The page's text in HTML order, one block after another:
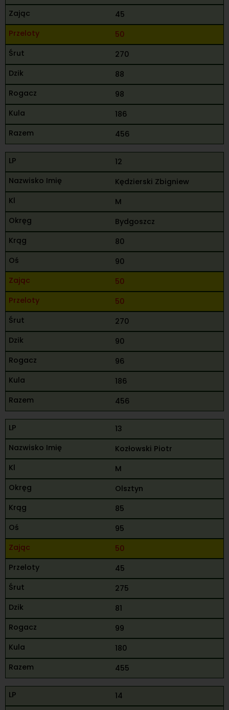
45
50
270
88
98
186
456
12
Kędzierski Zbigniew
M
Bydgoszcz
80
90
50
50
270
90
96
186
456
13
Kozłowski Piotr
M
Olsztyn
85
95
50
45
275
81
99
180
455
14